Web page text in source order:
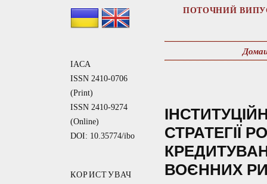
IACA
ISSN 2410-0706
(Print)
ISSN 2410-9274
(Online)
DOI: 10.35774/ibo
КОРИСТУВАЧ
ПОТОЧНИЙ
СТРАТЕГІЇ
ВОЄННИХ